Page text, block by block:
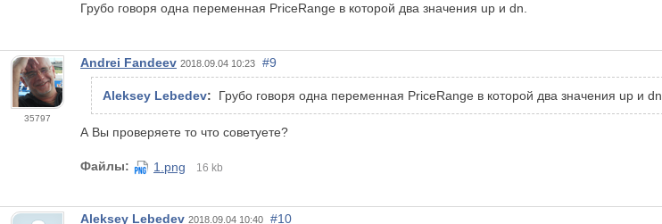
Грубо говоря одна переменная PriceRange в которой два значения up и dn.
35797
Andrei Fandeev 2018.09.04 10:23 #9
Aleksey Lebedev: Грубо говоря одна переменная PriceRange в которой два значения up и dn.
А Вы проверяете то что советуете?
Файлы: 1.png 16 kb
Aleksey Lebedev 2018.09.04 10:40 #10